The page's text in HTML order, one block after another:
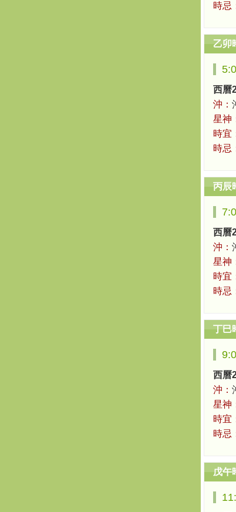
時忌
乙卯
西曆
沖：
星神
時宜
時忌
丙辰
西曆
沖：
星神
時宜
時忌
丁巳
西曆
沖：
星神
時宜
時忌
戊午